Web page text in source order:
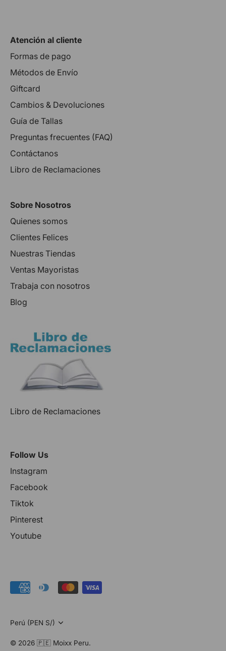
Atención al cliente
Formas de pago
Métodos de Envío
Giftcard
Cambios & Devoluciones
Guía de Tallas
Preguntas frecuentes (FAQ)
Contáctanos
Libro de Reclamaciones
Sobre Nosotros
Quienes somos
Clientes Felices
Nuestras Tiendas
Ventas Mayoristas
Trabaja con nosotros
Blog
Libro de Reclamaciones
Follow Us
Instagram
Facebook
Tiktok
Pinterest
Youtube
Moneda
Perú (PEN S/)
© 2026 🇵🇪 Moixx Peru.